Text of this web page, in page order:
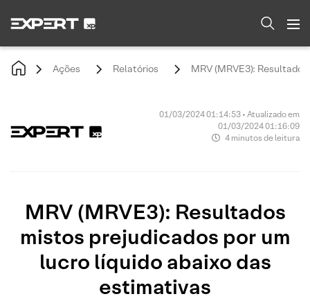
Ações Relatórios MRV (MRVE3):
01/03/2024 01:14:53 • Atualizado em
01/03/2024 01:16:09
4 minutos de leitura
MRV (MRVE3): Resultados
mistos prejudicados por um
lucro líquido abaixo das
estimativas